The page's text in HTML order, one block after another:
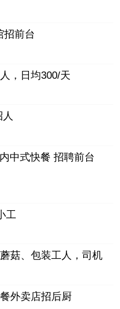
招前台
，日均300/天
中式快餐 招聘前台
工
菇、包装工人，司机
vale 中餐外卖店招后厨